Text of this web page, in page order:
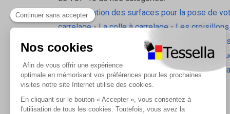
La préparation des surfaces pour la pose de
carrelage-La colle à carrelage- Les croisillons
pavilift
Le carrelage sol intérieur
Les
-L'isolation
Les accessoires d'isolation
- Radiateurs
Les tablettes de douche